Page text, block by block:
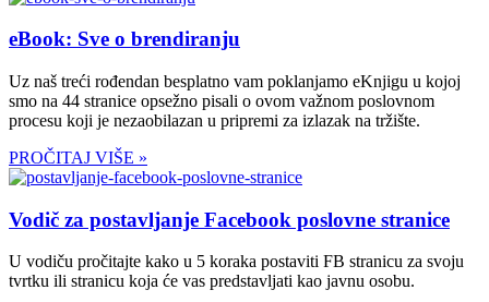
eBook: Sve o brendiranju
Uz naš treći rođendan besplatno vam poklanjamo eKnjigu u kojoj
smo na 44 stranice opsežno pisali o ovom važnom poslovnom
procesu koji je nezaobilazan u pripremi za izlazak na tržište.
PROČITAJ VIŠE »
Vodič za postavljanje Facebook poslovne stranice
U vodiču pročitajte kako u 5 koraka postaviti FB stranicu za svoju
tvrtku ili stranicu koja će vas predstavljati kao javnu osobu.